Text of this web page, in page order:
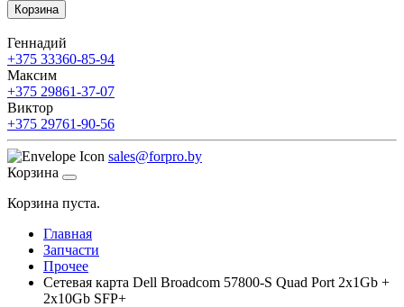
Корзина
Геннадий
+375 33360-85-94
Максим
+375 29861-37-07
Виктор
+375 29761-90-56
sales@forpro.by
Корзина
Корзина пуста.
Главная
Запчасти
Прочее
Сетевая карта Dell Broadcom 57800-S Quad Port 2x1Gb +
2x10Gb SFP+